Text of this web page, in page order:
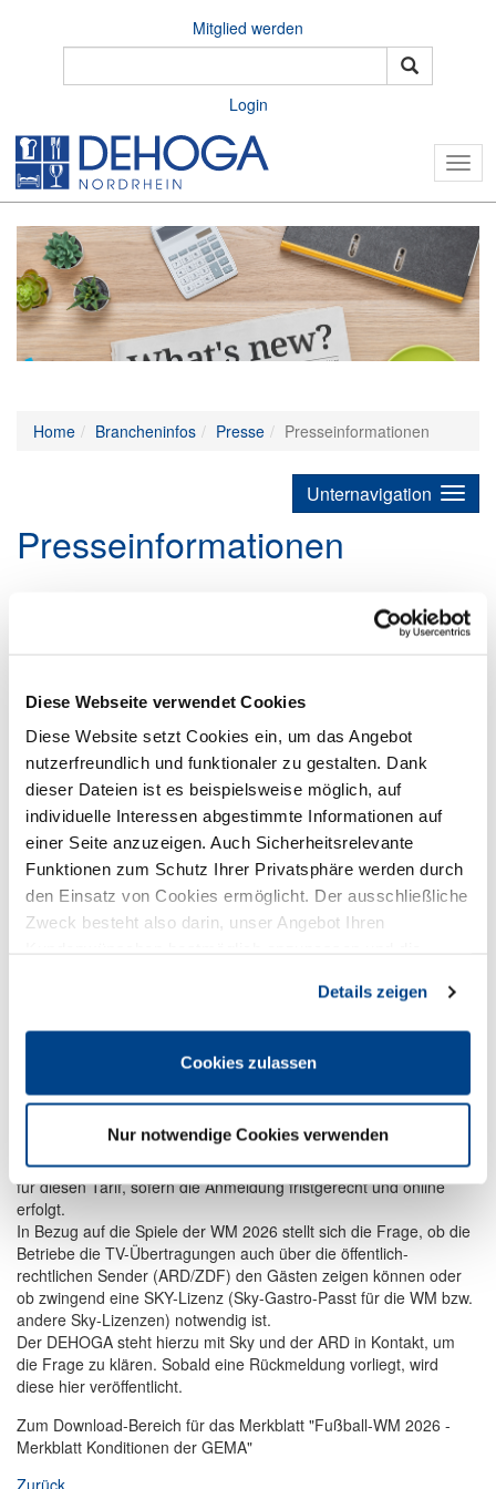
Diese Webseite verwendet Cookies
Diese Website setzt Cookies ein, um das Angebot
nutzerfreundlich und funktionaler zu gestalten. Dank
dieser Dateien ist es beispielsweise möglich, auf
individuelle Interessen abgestimmte Informationen auf
einer Seite anzuzeigen. Auch Sicherheitsrelevante
Funktionen zum Schutz Ihrer Privatsphäre werden durch
den Einsatz von Cookies ermöglicht. Der ausschließliche
Zweck besteht also darin, unser Angebot Ihren
Details zeigen
Cookies zulassen
Nur notwendige Cookies verwenden
Mitglied werden
Login
Home Brancheninfos Presse Presseinformationen
Unternavigation
Presseinformationen
Aktuell: Merkblatt zu den GEMA-Tarifen
Recht
Presse
Das aktuelle Merkblatt zu den GEMA-Tarifen zur Fußball-WM
2026 liegt für Mitglieder im Download-Bereich.
Zum Download des Merkblattes "Fußball-WM-2026 -
an, der für Großbildschirme (über 65 Zoll) gilt. Der
Gesamtvertragsrabatt von 20 % für DEHOGA-Mitglieder gilt auch
für diesen Tarif, sofern die Anmeldung fristgerecht und online
erfolgt.
In Bezug auf die Spiele der WM 2026 stellt sich die Frage, ob die
Betriebe die TV-Übertragungen auch über die öffentlich-
rechtlichen Sender (ARD/ZDF) den Gästen zeigen können oder
ob zwingend eine SKY-Lizenz (Sky-Gastro-Passt für die WM bzw.
andere Sky-Lizenzen) notwendig ist.
Der DEHOGA steht hierzu mit Sky und der ARD in Kontakt, um
die Frage zu klären. Sobald eine Rückmeldung vorliegt, wird
diese hier veröffentlicht.
Zum Download-Bereich für das Merkblatt "Fußball-WM 2026 -
Merkblatt Konditionen der GEMA"
Zurück